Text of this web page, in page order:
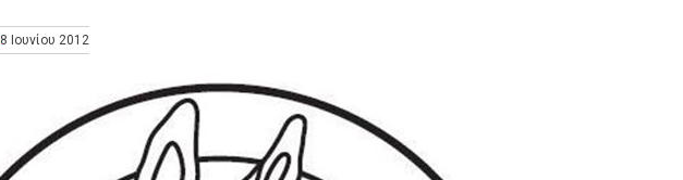
8 Ιουνίου 2012